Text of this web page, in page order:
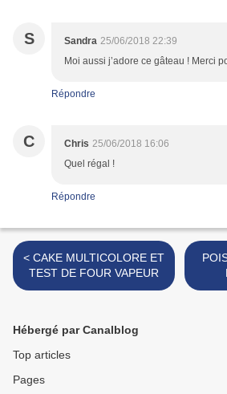
S Sandra 25/06/2018 22:39
Moi aussi j’adore ce gâteau ! Merci
Répondre
C Chris 25/06/2018 16:06
Quel régal !
Répondre
< CAKE MULTICOLORE ET
TEST DE FOUR VAPEUR
Hébergé par Canalblog
Top articles
Pages